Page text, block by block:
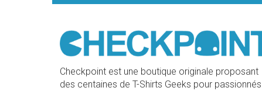
Checkpoint est une boutique originale proposant
des centaines de T-Shirts Geeks pour passionnés